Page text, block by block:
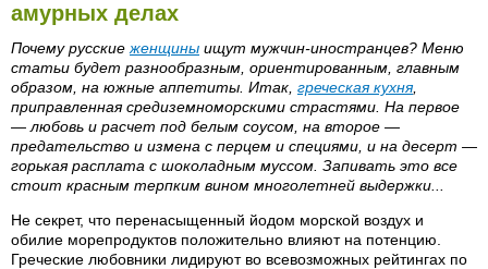
амурных делах
Почему русские женщины ищут мужчин-иностранцев? Меню
статьи будет разнообразным, ориентированным, главным
образом, на южные аппетиты. Итак, греческая кухня,
приправленная средиземноморскими страстями. На первое
— любовь и расчет под белым соусом, на второе —
предательство и измена с перцем и специями, и на десерт —
горькая расплата с шоколадным муссом. Запивать это все
стоит красным терпким вином многолетней выдержки...
Не секрет, что перенасыщенный йодом морской воздух и
обилие морепродуктов положительно влияют на потенцию.
Греческие любовники лидируют во всевозможных рейтингах по